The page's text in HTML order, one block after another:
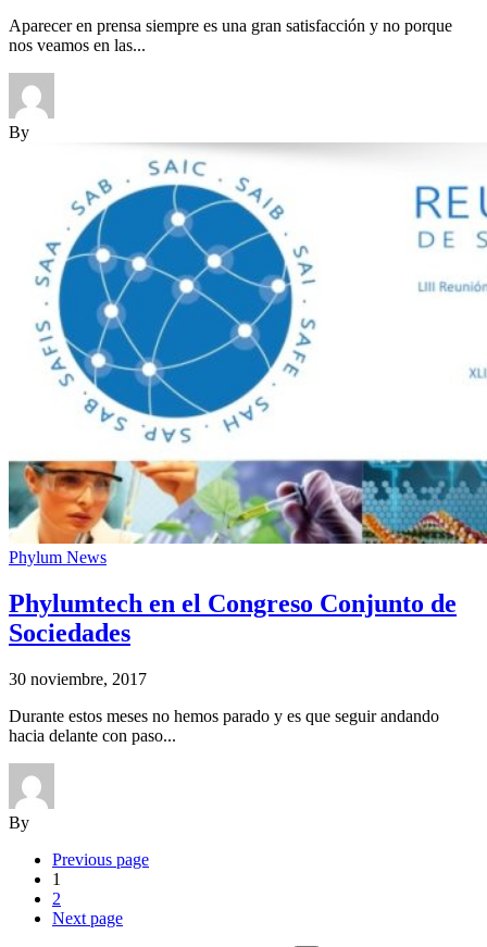
Aparecer en prensa siempre es una gran satisfacción y no porque
nos veamos en las...
By
Phylum News
Phylumtech en el Congreso Conjunto de
Sociedades
30 noviembre, 2017
Durante estos meses no hemos parado y es que seguir andando
hacia delante con paso...
By
Previous page
1
2
Next page